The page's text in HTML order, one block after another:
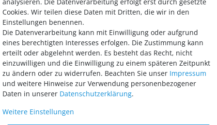
Bezahlung
Wir bieten Ihnen viele Möglichkeiten einer sicheren und bequemen
Bezahlung.
Cookies. Wir teilen diese Daten mit Dritten, die wir in den
Einstellungen benennen.
Die Datenverarbeitung kann mit Einwilligung oder aufgrund
eines berechtigten Interesses erfolgen. Die Zustimmung kann
erteilt oder abgelehnt werden. Es besteht das Recht, nicht
einzuwilligen und die Einwilligung zu einem späteren Zeitpunkt
zu ändern oder zu widerrufen. Beachten Sie unser Impressum
und weitere Hinweise zur Verwendung personenbezogener
Daten in unserer Daten­schutz­erklärung.
Weitere Einstellungen